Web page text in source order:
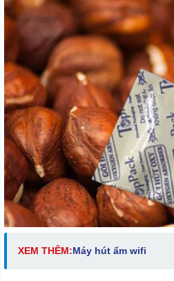
XEM THÊM:Máy hút ẩm wifi